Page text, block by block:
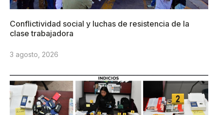
Conflictividad social y luchas de resistencia de la
clase trabajadora
3 agosto, 2026